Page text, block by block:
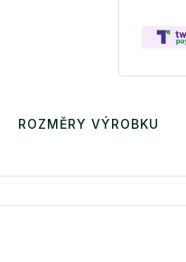
ROZMĚRY VÝROBKU